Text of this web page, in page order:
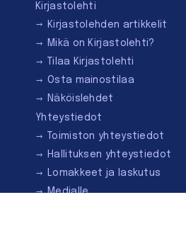
Kirjastolehti
Kirjastolehden artikkelit
Mikä on Kirjastolehti?
Tilaa Kirjastolehti
Osta mainostilaa
Näköislehdet
Yhteystiedot
Toimiston yhteystiedot
Hallituksen yhteystiedot
Lomakkeet ja laskutus
Medialle